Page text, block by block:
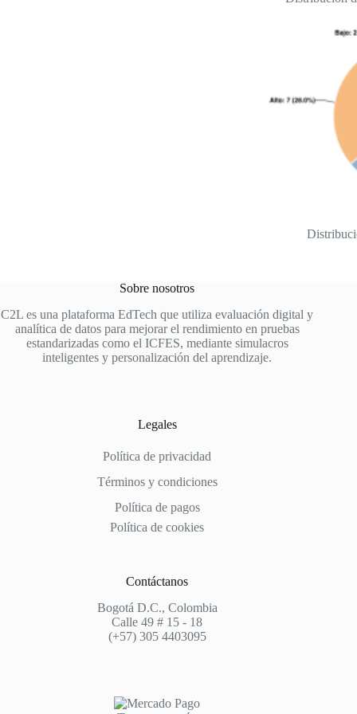
Sobre nosotros
C2L es una plataforma EdTech que utiliza evaluación digital y
analítica de datos para mejorar el rendimiento en pruebas
estandarizadas como el ICFES, mediante simulacros
inteligentes y personalización del aprendizaje.
Legales
Política de privacidad
Términos y condiciones
Política de pagos
Política de cookies
Contáctanos
Bogotá D.C., Colombia
Calle 49 # 15 - 18
(+57) 305 4403095